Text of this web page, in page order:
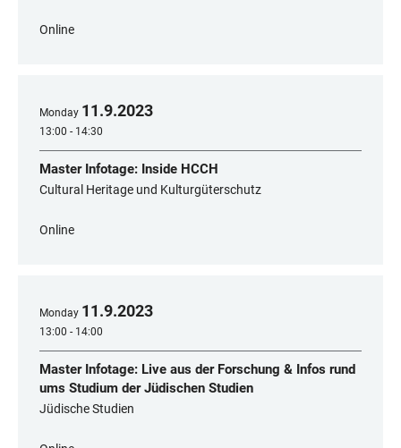
Online
Monday 11.9.2023
13:00 - 14:30
Master Infotage: Inside HCCH
Cultural Heritage und Kulturgüterschutz
Online
Monday 11.9.2023
13:00 - 14:00
Master Infotage: Live aus der Forschung & Infos rund
ums Studium der Jüdischen Studien
Jüdische Studien